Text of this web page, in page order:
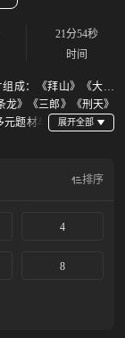
21分54秒
时间
成：《拜山》《大贵
》《三郎》《刑天》
题材与
排序
4
8